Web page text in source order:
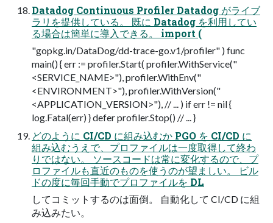
Datadog Continuous Profiler Datadog がライブ
ラリを提供している。 既に Datadog を利用してい
る場合は簡単に導入できる。 import (
"gopkg.in/DataDog/dd-trace-go.v1/profiler" ) func
main() { err := profiler.Start( profiler.WithService("
<SERVICE_NAME>"), profiler.WithEnv("
<ENVIRONMENT>"), profiler.WithVersion("
<APPLICATION_VERSION>"), // ... ) if err != nil {
log.Fatal(err) } defer profiler.Stop() // ... }
どのように CI/CD に組み込むか PGO を CI/CD に
組み込むうえで、プロファイルは一度取得して終わ
りではない。 ソースコードは常に変化するので、プ
ロファイルも直近のものを使うのが望ましい。 ビル
ドの度に毎回手動でプロファイルを DL
してコミットするのは面倒。 自動化して CI/CD に組
み込みたい。